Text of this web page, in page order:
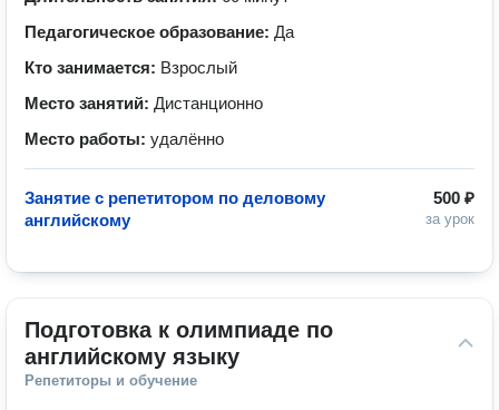
Педагогическое образование: Да
Кто занимается: Взрослый
Место занятий: Дистанционно
Место работы: удалённо
500 ₽
за урок
Занятие с репетитором по деловому
английскому
Подготовка к олимпиаде по
английскому языку
Репетиторы и обучение